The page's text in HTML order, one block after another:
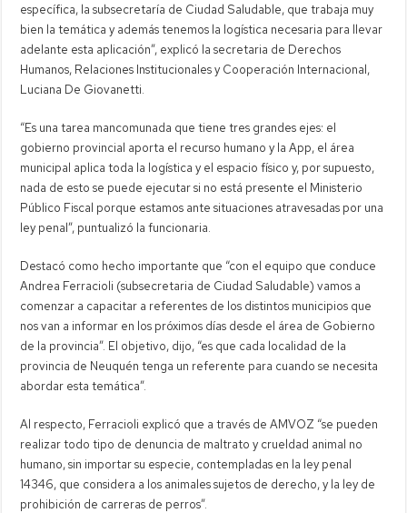
específica, la subsecretaría de Ciudad Saludable, que trabaja muy
bien la temática y además tenemos la logística necesaria para llevar
adelante esta aplicación”, explicó la secretaria de Derechos
Humanos, Relaciones Institucionales y Cooperación Internacional,
Luciana De Giovanetti.
“Es una tarea mancomunada que tiene tres grandes ejes: el
gobierno provincial aporta el recurso humano y la App, el área
municipal aplica toda la logística y el espacio físico y, por supuesto,
nada de esto se puede ejecutar si no está presente el Ministerio
Público Fiscal porque estamos ante situaciones atravesadas por una
ley penal”, puntualizó la funcionaria.
Destacó como hecho importante que “con el equipo que conduce
Andrea Ferracioli (subsecretaria de Ciudad Saludable) vamos a
comenzar a capacitar a referentes de los distintos municipios que
nos van a informar en los próximos días desde el área de Gobierno
de la provincia”. El objetivo, dijo, “es que cada localidad de la
provincia de Neuquén tenga un referente para cuando se necesita
abordar esta temática”.
Al respecto, Ferracioli explicó que a través de AMVOZ “se pueden
realizar todo tipo de denuncia de maltrato y crueldad animal no
humano, sin importar su especie, contempladas en la ley penal
14346, que considera a los animales sujetos de derecho, y la ley de
prohibición de carreras de perros”.